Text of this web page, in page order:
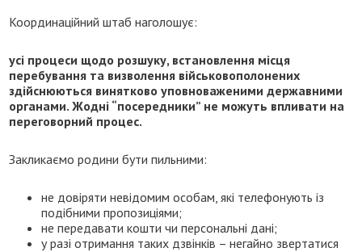
Координаційний штаб наголошує:
усі процеси щодо розшуку, встановлення місця
перебування та визволення військовополонених
здійснюються винятково уповноваженими державними
органами. Жодні “посередники” не можуть впливати на
переговорний процес.
Закликаємо родини бути пильними:
не довіряти невідомим особам, які телефонують із
подібними пропозиціями;
не передавати кошти чи персональні дані;
у разі отримання таких дзвінків – негайно звертатися